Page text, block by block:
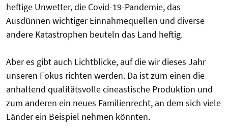
heftige Unwetter, die Covid-19-Pandemie, das
Ausdünnen wichtiger Einnahmequellen und diverse
andere Katastrophen beuteln das Land heftig.
Aber es gibt auch Lichtblicke, auf die wir dieses Jahr
unseren Fokus richten werden. Da ist zum einen die
anhaltend qualitätsvollecineastische Produktion und
zum anderen ein neues Familienrecht, an dem sich viele
Länder ein Beispiel nehmen könnten.